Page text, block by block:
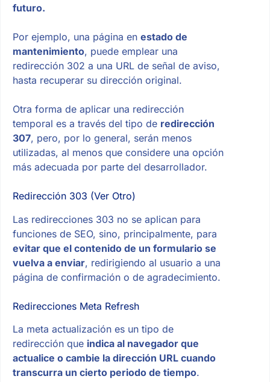
futuro.
Por ejemplo, una página en estado de
mantenimiento, puede emplear una
redirección 302 a una URL de señal de aviso,
hasta recuperar su dirección original.
Otra forma de aplicar una redirección
temporal es a través del tipo de redirección
307, pero, por lo general, serán menos
utilizadas, al menos que considere una opción
más adecuada por parte del desarrollador.
Redirección 303 (Ver Otro)
Las redirecciones 303 no se aplican para
funciones de SEO, sino, principalmente, para
evitar que el contenido de un formulario se
vuelva a enviar, redirigiendo al usuario a una
página de confirmación o de agradecimiento.
Redirecciones Meta Refresh
La meta actualización es un tipo de
redirección que indica al navegador que
actualice o cambie la dirección URL cuando
transcurra un cierto periodo de tiempo.